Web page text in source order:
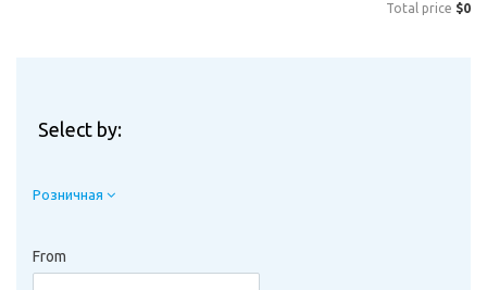
Total price $0
Select by:
Розничная
From